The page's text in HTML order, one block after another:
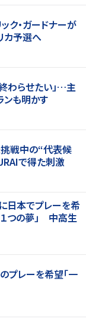
ク・ガードナーが
カ予選へ
わらせたい」…主
ンも明かす
挑戦中の“代表候
で得た刺激
日本でプレーを希
１つの夢」 中高生
プレーを希望「一